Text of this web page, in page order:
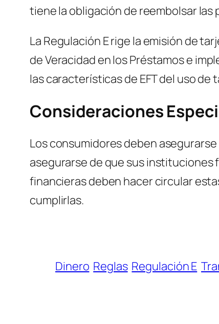
tiene la obligación de reembolsar las
La Regulación E rige la emisión de
de Veracidad en los Préstamos e
las características de EFT del uso de
Consideraciones
Los consumidores deben
asegurarse de que sus
financieras deben hacer circular
cumplirlas.
Dinero Reglas Regulación E